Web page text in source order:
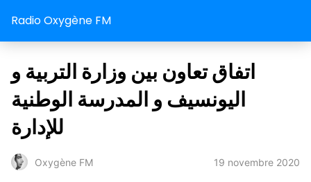
Radio Oxygène FM
اتفاق تعاون بين وزارة التربية و
اليونسيف و المدرسة الوطنية
للإدارة
Oxygène FM 19 novembre 2020